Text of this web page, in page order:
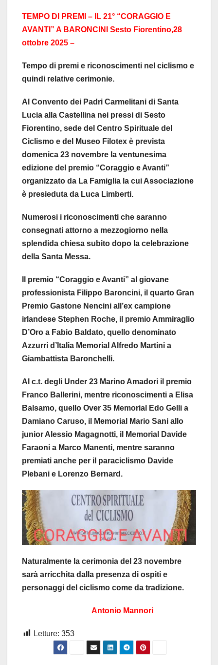
TEMPO DI PREMI – IL 21° “CORAGGIO E
AVANTI” A BARONCINI Sesto Fiorentino,28
ottobre 2025 –
Tempo di premi e riconoscimenti nel ciclismo e
quindi relative cerimonie.
Al Convento dei Padri Carmelitani di Santa
Lucia alla Castellina nei pressi di Sesto
Fiorentino, sede del Centro Spirituale del
Ciclismo e del Museo Filotex è prevista
domenica 23 novembre la ventunesima
edizione del premio “Coraggio e Avanti”
organizzato da La Famiglia la cui Associazione
è presieduta da Luca Limberti.
Numerosi i riconoscimenti che saranno
consegnati attorno a mezzogiorno nella
splendida chiesa subito dopo la celebrazione
della Santa Messa.
Il premio “Coraggio e Avanti” al giovane
professionista Filippo Baroncini, il quarto Gran
Premio Gastone Nencini all’ex campione
irlandese Stephen Roche, il premio Ammiraglio
D’Oro a Fabio Baldato, quello denominato
Azzurri d’Italia Memorial Alfredo Martini a
Giambattista Baronchelli.
Al c.t. degli Under 23 Marino Amadori il premio
Franco Ballerini, mentre riconoscimenti a Elisa
Balsamo, quello Over 35 Memorial Edo Gelli a
Damiano Caruso, il Memorial Mario Sani allo
junior Alessio Magagnotti, il Memorial Davide
Faraoni a Marco Manenti, mentre saranno
premiati anche per il paraciclismo Davide
Plebani e Lorenzo Bernard.
Naturalmente la cerimonia del 23 novembre
sarà arricchita dalla presenza di ospiti e
personaggi del ciclismo come da tradizione.
Antonio Mannori
Letture: 353